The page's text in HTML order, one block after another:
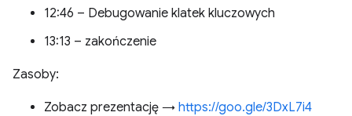
12:46 – Debugowanie klatek kluczowych
13:13 – zakończenie
Zasoby:
Zobacz prezentację → https://goo.gle/3DxL7i4